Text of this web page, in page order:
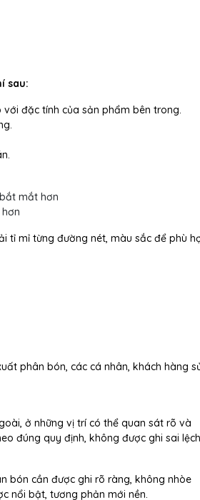
sau:
đặc tính của sản phẩm bên trong.
tỉ mỉ từng đường nét, màu sắc để phù
phân bón, các cá nhân, khách hàng
ở những vị trí có thể quan sát rõ và
đúng quy định, không được ghi sai
bón cần được ghi rõ ràng, không nhòe
nổi bật, tương phản mới nền.